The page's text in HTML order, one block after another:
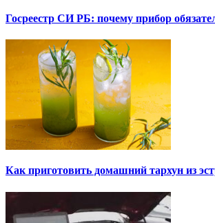
Госреестр СИ РБ: почему прибор
Как приготовить домашний тархун из